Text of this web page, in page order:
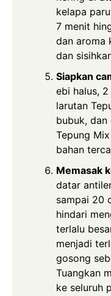
kelapa
7 menit
dan aroma
dan
Siapkan
ebi halus,
larutan
bubuk,
Tepung
bahan
Memasak
datar
sampai 20
hindari
terlalu
menjadi
gosong
Tuangkan
ke seluruh